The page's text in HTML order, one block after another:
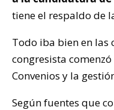
tiene el respaldo de
Todo iba bien en las
congresista
Convenios y la
Según fuentes que